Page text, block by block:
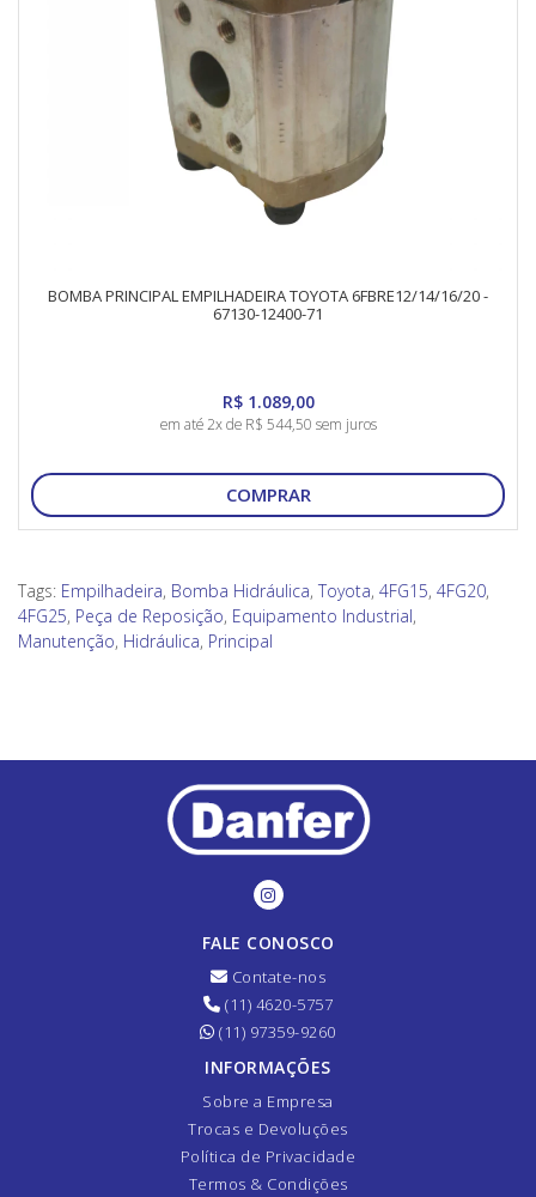
BOMBA PRINCIPAL EMPILHADEIRA TOYOTA 6FBRE12/14/16/20 -
67130-12400-71
R$ 1.089,00
em até 2x de R$ 544,50 sem juros
COMPRAR
Tags: Empilhadeira, Bomba Hidráulica, Toyota, 4FG15, 4FG20,
4FG25, Peça de Reposição, Equipamento Industrial,
Manutenção, Hidráulica, Principal
FALE CONOSCO
Contate-nos
(11) 4620-5757
(11) 97359-9260
INFORMAÇÕES
Sobre a Empresa
Trocas e Devoluções
Política de Privacidade
Termos & Condições